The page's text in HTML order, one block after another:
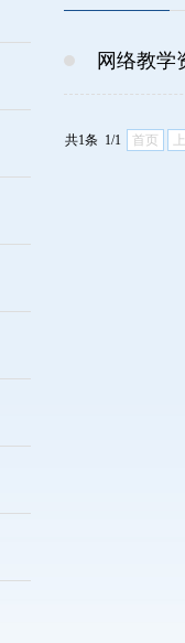
网络教学
共1条 1/1 首页